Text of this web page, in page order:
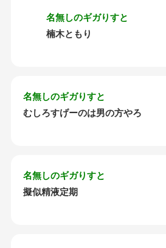
名無しのギガりすと
楠木ともり
名無しのギガりすと
むしろすげーのは男の方やろ
名無しのギガりすと
擬似精液定期